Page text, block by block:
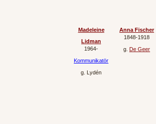
Madeleine
Lidman
1964‐
Kommunikatör
g. Lydén
Anna Fischer
1848‐1918
g. De Geer